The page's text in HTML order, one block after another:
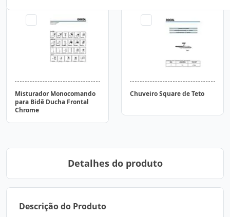
Misturador Monocomando
para Bidê Ducha Frontal
Chrome
Chuveiro Square de Teto
Detalhes do produto
Descrição do Produto